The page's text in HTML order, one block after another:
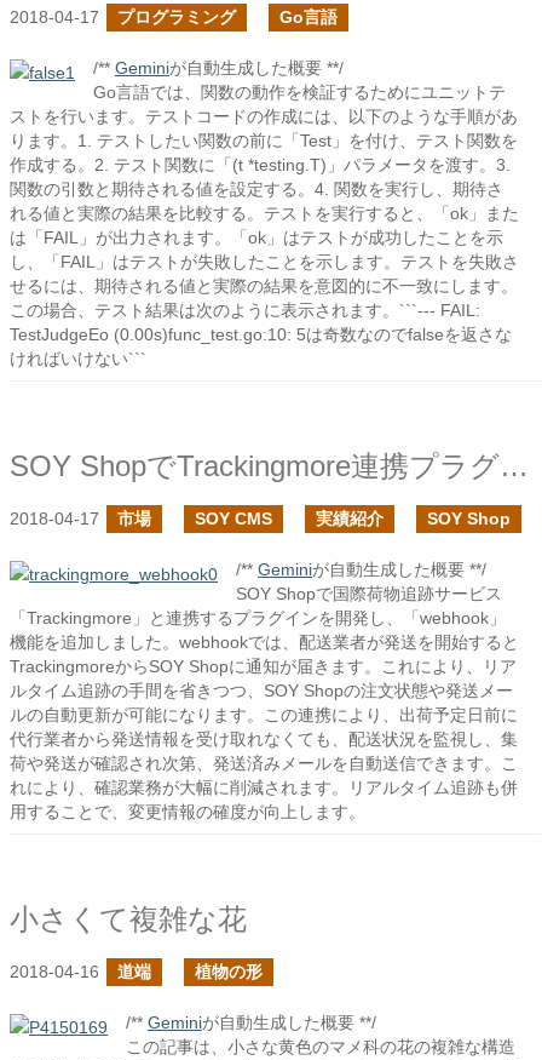
2018-04-17 プログラミング Go言語
/** Geminiが自動生成した概要 **/
Go言語では、関数の動作を検証するためにユニットテ
ストを行います。テストコードの作成には、以下のような手順があ
ります。1. テストしたい関数の前に「Test」を付け、テスト関数を
作成する。2. テスト関数に「(t *testing.T)」パラメータを渡す。3.
関数の引数と期待される値を設定する。4. 関数を実行し、期待さ
れる値と実際の結果を比較する。テストを実行すると、「ok」また
は「FAIL」が出力されます。「ok」はテストが成功したことを示
し、「FAIL」はテストが失敗したことを示します。テストを失敗さ
せるには、期待される値と実際の結果を意図的に不一致にします。
この場合、テスト結果は次のように表示されます。```--- FAIL:
TestJudgeEo (0.00s)func_test.go:10: 5は奇数なのでfalseを返さな
ければいけない```
SOY ShopでTrackingmore連携プラグインでwebhookに対応しました
2018-04-17 市場 SOY CMS 実績紹介 SOY Shop
/** Geminiが自動生成した概要 **/
SOY Shopで国際荷物追跡サービス
「Trackingmore」と連携するプラグインを開発し、「webhook」
機能を追加しました。webhookでは、配送業者が発送を開始すると
TrackingmoreからSOY Shopに通知が届きます。これにより、リア
ルタイム追跡の手間を省きつつ、SOY Shopの注文状態や発送メー
ルの自動更新が可能になります。この連携により、出荷予定日前に
代行業者から発送情報を受け取れなくても、配送状況を監視し、集
荷や発送が確認され次第、発送済みメールを自動送信できます。こ
れにより、確認業務が大幅に削減されます。リアルタイム追跡も併
用することで、変更情報の確度が向上します。
小さくて複雑な花
2018-04-16 道端 植物の形
/** Geminiが自動生成した概要 **/
この記事は、小さな黄色のマメ科の花の複雑な構造